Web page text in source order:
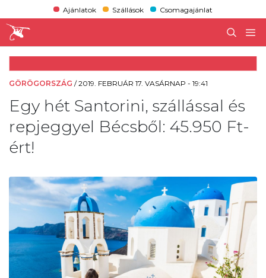
Ajánlatok Szállások Csomagajánlat
GÖRÖGORSZÁG /2019. FEBRUÁR 17. VASÁRNAP - 19:41
Egy hét Santorini, szállással és
repjeggyel Bécsből: 45.950 Ft-
ért!